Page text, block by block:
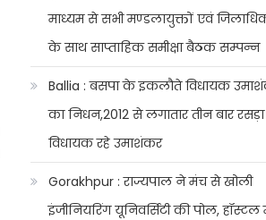
माध्यम से सभी मण्डलायुक्तों एवं
के साथ साप्ताहिक समीक्षा बैठक सम्पन्न
Ballia : बसपा के इकलौते विधायक
का निधन,2012 से लगातार तीन बार
विधायक रहे उमाशंकर
Gorakhpur : राज्यपाल ने मंच से खोली
इंजीनियरिंग यूनिवर्सिटी की पोल,